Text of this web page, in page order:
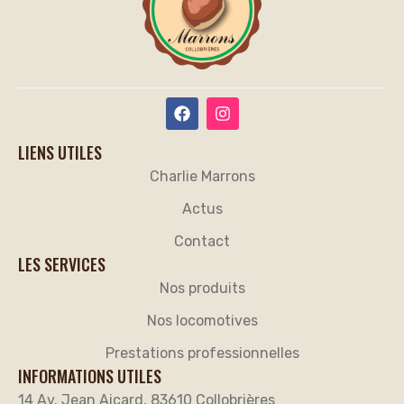
LIENS UTILES
Charlie Marrons
Actus
Contact
LES SERVICES
Nos produits
Nos locomotives
Prestations professionnelles
INFORMATIONS UTILES
14 Av. Jean Aicard, 83610 Collobrières